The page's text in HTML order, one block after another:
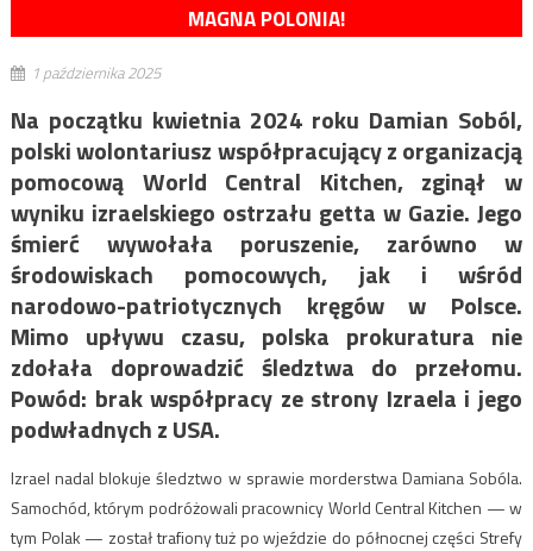
MAGNA POLONIA!
1 października 2025
Na początku kwietnia 2024 roku Damian Soból,
polski wolontariusz współpracujący z organizacją
pomocową World Central Kitchen, zginął w
wyniku izraelskiego ostrzału getta w Gazie. Jego
śmierć wywołała poruszenie, zarówno w
środowiskach pomocowych, jak i wśród
narodowo-patriotycznych kręgów w Polsce.
Mimo upływu czasu, polska prokuratura nie
zdołała doprowadzić śledztwa do przełomu.
Powód: brak współpracy ze strony Izraela i jego
podwładnych z USA.
Izrael nadal blokuje śledztwo w sprawie morderstwa Damiana Sobóla.
Samochód, którym podróżowali pracownicy World Central Kitchen — w
tym Polak — został trafiony tuż po wjeździe do północnej części Strefy